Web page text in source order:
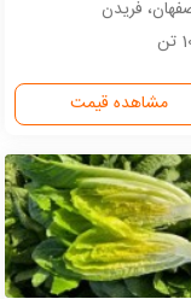
فریدن
مشاهده قیمت